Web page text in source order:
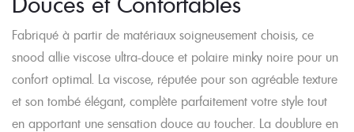
Fabriqué à partir de matériaux soigneusement choisis, ce
snood allie viscose ultra-douce et polaire minky noire pour un
confort optimal. La viscose, réputée pour son agréable texture
et son tombé élégant, complète parfaitement votre style tout
en apportant une sensation douce au toucher. La doublure en